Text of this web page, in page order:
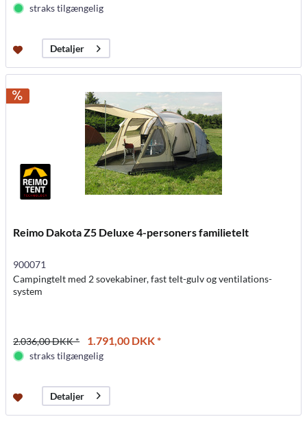
straks tilgængelig
Detaljer
Reimo Dakota Z5 Deluxe 4-personers familietelt
900071
Campingtelt med 2 sovekabiner, fast telt-gulv og ventilations-
system
2.036,00 DKK * 1.791,00 DKK *
straks tilgængelig
Detaljer